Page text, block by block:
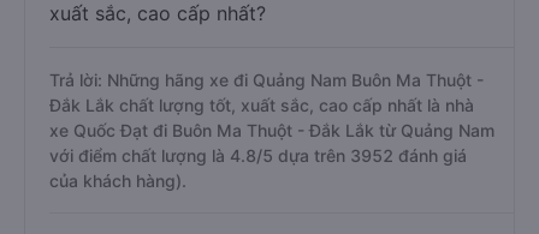
xuất sắc, cao cấp nhất?
Trả lời: Những hãng xe đi Quảng Nam Buôn Ma Thuột -
Đắk Lắk chất lượng tốt, xuất sắc, cao cấp nhất là nhà
xe Quốc Đạt đi Buôn Ma Thuột - Đắk Lắk từ Quảng Nam
với điểm chất lượng là 4.8/5 dựa trên 3952 đánh giá
của khách hàng).